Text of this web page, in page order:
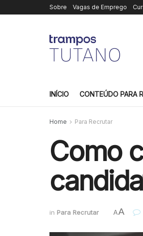
Sobre Vagas de Emprego
INÍCIO CONTEÚDO PARA
Home Para Recrutar
Como
in Para Recrutar AA